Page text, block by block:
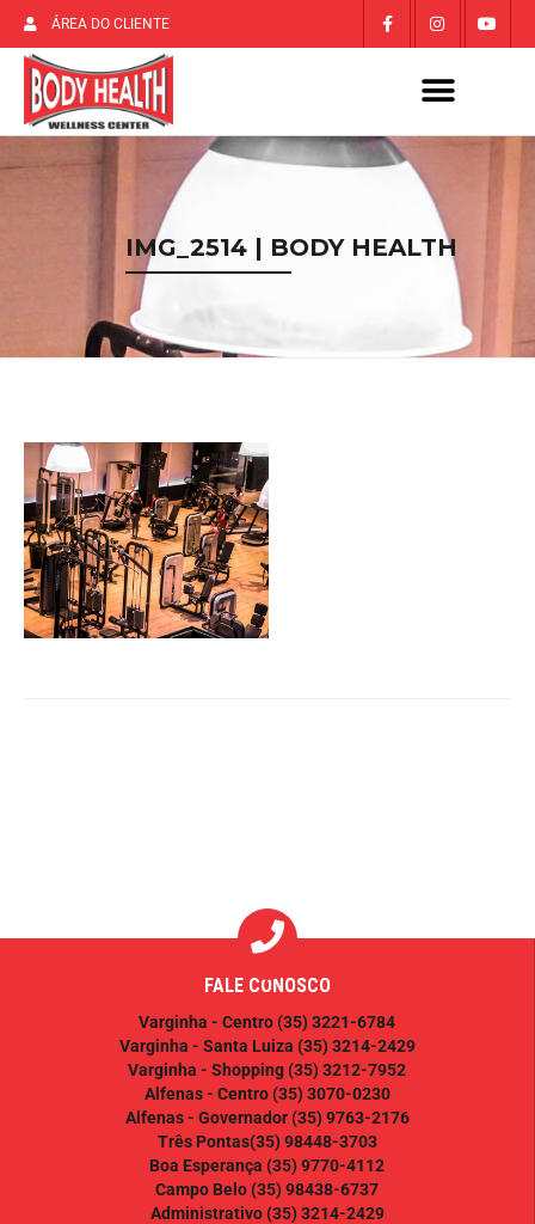
ÁREA DO CLIENTE
IMG_2514 | BODY HEALTH
FALE CONOSCO
Varginha - Centro(35) 3221-6784
Varginha - Santa Luiza (35) 3214-2429
Varginha - Shopping(35) 3212-7952
Alfenas - Centro(35) 3070-0230
Alfenas - Governador(35) 9763-2176
Três Pontas(35) 98448-3703
Boa Esperança (35) 9770-4112
Campo Belo(35) 98438-6737
Administrativo(35) 3214-2429